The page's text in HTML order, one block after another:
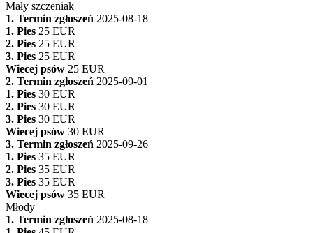
Mały szczeniak
1. Termin zgłoszeń 2025-08-18
1. Pies 25 EUR
2. Pies 25 EUR
3. Pies 25 EUR
Wiecej psów 25 EUR
2. Termin zgłoszeń 2025-09-01
1. Pies 30 EUR
2. Pies 30 EUR
3. Pies 30 EUR
Wiecej psów 30 EUR
3. Termin zgłoszeń 2025-09-26
1. Pies 35 EUR
2. Pies 35 EUR
3. Pies 35 EUR
Wiecej psów 35 EUR
Młody
1. Termin zgłoszeń 2025-08-18